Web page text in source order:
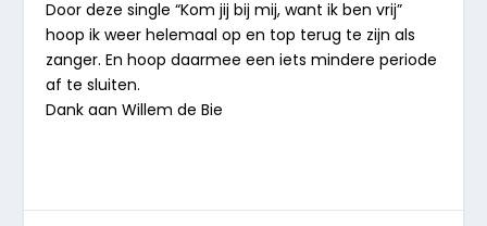
Door deze single “Kom jij bij mij, want ik ben vrij”
hoop ik weer helemaal op en top terug te zijn als
zanger. En hoop daarmee een iets mindere periode
af te sluiten.
Dank aan Willem de Bie